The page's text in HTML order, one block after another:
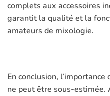
complets aux accessoires
garantit la qualité et la
amateurs de mixologie.
En conclusion,
ne peut être sous-